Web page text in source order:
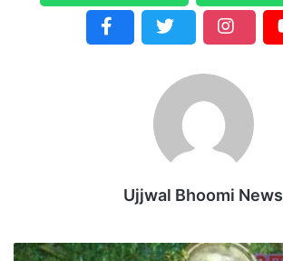
Ujjwal Bhoomi News
आ